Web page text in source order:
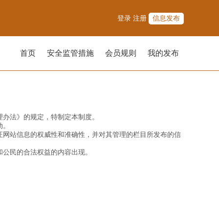
登录 注册 信息发布
首页 安全监管措施 会员规则 我的发布
法》的规定，特制定本制度。
站信息的权威性和准确性，并对其管理的栏目所发布的信
民的合法权益的内容出现。